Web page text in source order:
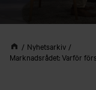
Nyhetsarkiv
Marknadsrådet: Varför